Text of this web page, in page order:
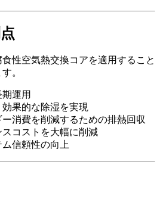
性空気熱交換コアを適用すること
。
運用
果的な除湿を実現
消費を削減するための排熱回収
コストを大幅に削減
信頼性の向上